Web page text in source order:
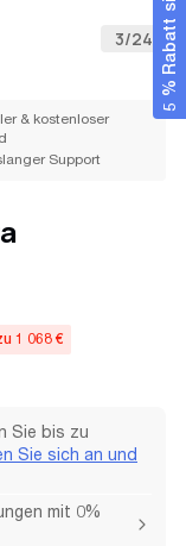
3/24
& kostenloser
Support
1 068 €
Sie bis zu
Sie sich an und
mit 0%